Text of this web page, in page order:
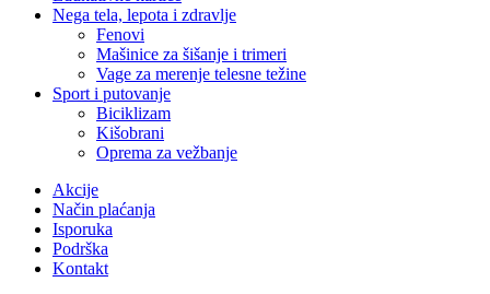
Nega tela, lepota i zdravlje
Fenovi
Mašinice za šišanje i trimeri
Vage za merenje telesne težine
Sport i putovanje
Biciklizam
Kišobrani
Oprema za vežbanje
Akcije
Način plaćanja
Isporuka
Podrška
Kontakt